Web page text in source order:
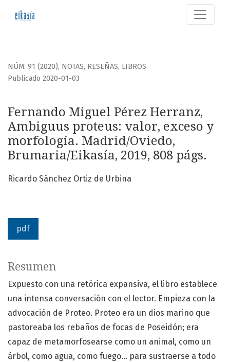
Fernando Miguel Pérez Herranz, Ambiguus proteus:
NÚM. 91 (2020), NOTAS, RESEÑAS, LIBROS
Fernando Miguel Pérez Herranz,
Ambiguus proteus: valor, exceso y
morfología. Madrid/Oviedo,
Brumaria/Eikasía, 2019, 808 págs.
Publicado 2020-01-03
Ricardo Sánchez Ortiz de Urbina
pdf
Resumen
Expuesto con una retórica expansiva, el libro establece
una intensa conversación con el lector. Empieza con la
advocación de Proteo. Proteo era un dios marino que
pastoreaba los rebaños de focas de Poseidón; era
capaz de metamorfosearse como un animal, como un
árbol, como agua, como fuego... para sustraerse a todo